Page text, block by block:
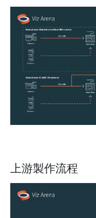
上游製作流程